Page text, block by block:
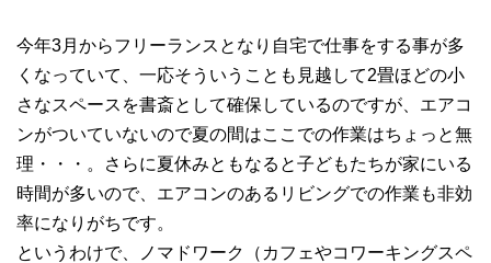
今年3月からフリーランスとなり自宅で仕事をする事が多
くなっていて、一応そういうことも見越して2畳ほどの小
さなスペースを書斎として確保しているのですが、エアコ
ンがついていないので夏の間はここでの作業はちょっと無
理・・・。さらに夏休みともなると子どもたちが家にいる
時間が多いので、エアコンのあるリビングでの作業も非効
率になりがちです。
というわけで、ノマドワーク（カフェやコワーキングスペ